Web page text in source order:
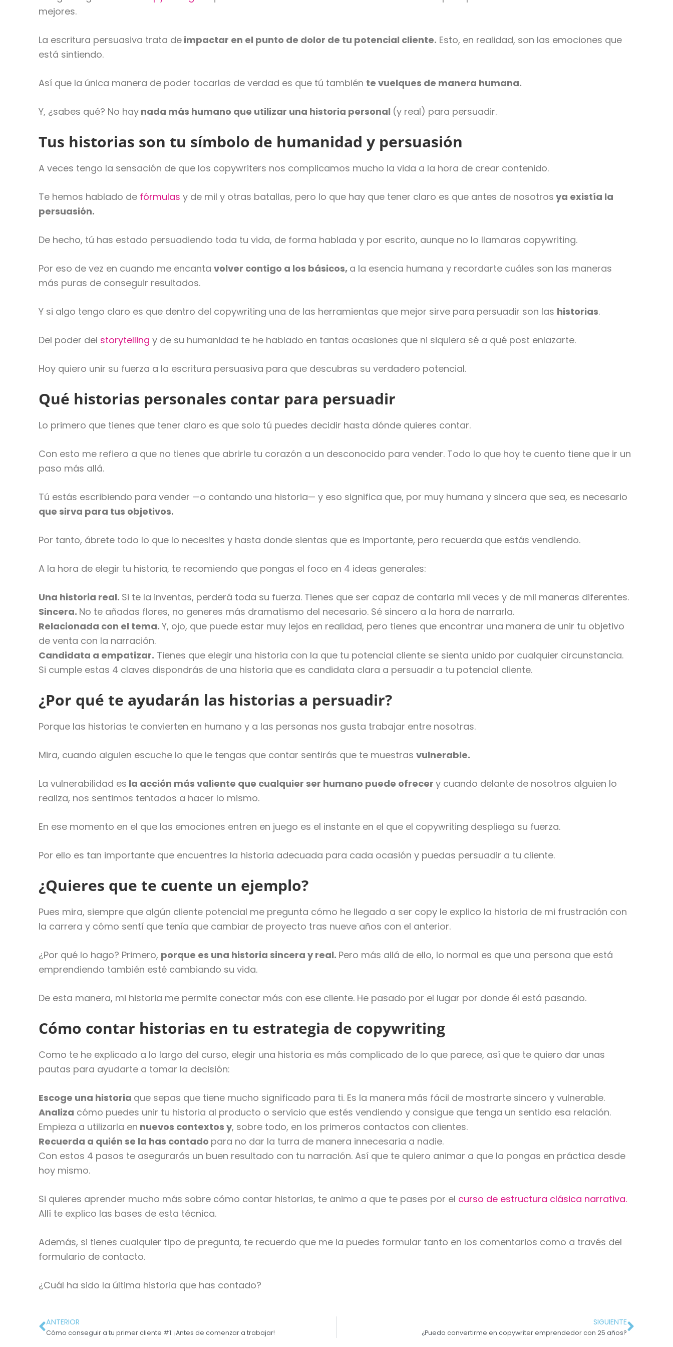
mejores.
La escritura persuasiva trata de impactar en el punto de dolor de tu potencial cliente. Esto, en realidad, son las emociones que
está sintiendo.
Así que la única manera de poder tocarlas de verdad es que tú también te vuelques de manera humana.
Y, ¿sabes qué? No hay nada más humano que utilizar una historia personal (y real) para persuadir.
Tus historias son tu símbolo de humanidad y persuasión
A veces tengo la sensación de que los copywriters nos complicamos mucho la vida a la hora de crear contenido.
Te hemos hablado de fórmulas y de mil y otras batallas, pero lo que hay que tener claro es que antes de nosotros ya existía la
persuasión.
De hecho, tú has estado persuadiendo toda tu vida, de forma hablada y por escrito, aunque no lo llamaras copywriting.
Por eso de vez en cuando me encantavolver contigo a los básicos, a la esencia humana y recordarte cuáles son las maneras
más puras de conseguir resultados.
Y si algo tengo claro es que dentro del copywriting una de las herramientas que mejor sirve para persuadir son las historias.
Del poder del storytelling y de su humanidad te he hablado en tantas ocasiones que ni siquiera sé a qué post enlazarte.
Hoy quiero unir su fuerza a la escritura persuasiva para que descubras su verdadero potencial.
Qué historias personales contar para persuadir
Lo primero que tienes que tener claro es que solo tú puedes decidir hasta dónde quieres contar.
Con esto me refiero a que no tienes que abrirle tu corazón a un desconocido para vender. Todo lo que hoy te cuento tiene que ir un
paso más allá.
Tú estás escribiendo para vender —o contando una historia— y eso significa que, por muy humana y sincera que sea, es necesario
que sirva para tus objetivos.
Por tanto, ábrete todo lo que lo necesites y hasta donde sientas que es importante, pero recuerda que estás vendiendo.
A la hora de elegir tu historia, te recomiendo que pongas el foco en 4 ideas generales:
Una historia real. Si te la inventas, perderá toda su fuerza. Tienes que ser capaz de contarla mil veces y de mil maneras diferentes.
Sincera. No te añadas flores, no generes más dramatismo del necesario. Sé sincero a la hora de narrarla.
Relacionada con el tema.Y, ojo, que puede estar muy lejos en realidad, pero tienes que encontrar una manera de unir tu objetivo
de venta con la narración.
Candidata a empatizar. Tienes que elegir una historia con la que tu potencial cliente se sienta unido por cualquier circunstancia.
Si cumple estas 4 claves dispondrás de una historia que es candidata clara a persuadir a tu potencial cliente.
¿Por qué te ayudarán las historias a persuadir?
Porque las historias te convierten en humano y a las personas nos gusta trabajar entre nosotras.
Mira, cuando alguien escuche lo que le tengas que contar sentirás que te muestrasvulnerable.
La vulnerabilidad es la acción más valiente que cualquier ser humano puede ofrecery cuando delante de nosotros alguien lo
realiza, nos sentimos tentados a hacer lo mismo.
En ese momento en el que las emociones entren en juego es el instante en el que el copywriting despliega su fuerza.
Por ello es tan importante que encuentres la historia adecuada para cada ocasión y puedas persuadir a tu cliente.
¿Quieres que te cuente un ejemplo?
Pues mira, siempre que algún cliente potencial me pregunta cómo he llegado a ser copy le explico la historia de mi frustración con
la carrera y cómo sentí que tenía que cambiar de proyecto tras nueve años con el anterior.
¿Por qué lo hago? Primero, porque es una historia sincera y real. Pero más allá de ello, lo normal es que una persona que está
emprendiendo también esté cambiando su vida.
De esta manera, mi historia me permite conectar más con ese cliente. He pasado por el lugar por donde él está pasando.
Cómo contar historias en tu estrategia de copywriting
Como te he explicado a lo largo del curso, elegir una historia es más complicado de lo que parece, así que te quiero dar unas
pautas para ayudarte a tomar la decisión:
Escoge una historia que sepas que tiene mucho significado para ti. Es la manera más fácil de mostrarte sincero y vulnerable.
Analiza cómo puedes unir tu historia al producto o servicio que estés vendiendo y consigue que tenga un sentido esa relación.
Empieza a utilizarla en nuevos contextos y, sobre todo, en los primeros contactos con clientes.
Recuerda a quién se la has contado para no dar la turra de manera innecesaria a nadie.
Con estos 4 pasos te asegurarás un buen resultado con tu narración. Así que te quiero animar a que la pongas en práctica desde
hoy mismo.
Si quieres aprender mucho más sobre cómo contar historias, te animo a que te pases por el curso de estructura clásica narrativa.
Allí te explico las bases de esta técnica.
Además, si tienes cualquier tipo de pregunta, te recuerdo que me la puedes formular tanto en los comentarios como a través del
formulario de contacto.
¿Cuál ha sido la última historia que has contado?
ANTERIOR
Cómo conseguir a tu primer cliente #1: ¡Antes de comenzar a trabajar!
SIGUIENTE
¿Puedo convertirme en copywriter emprendedor con 25 años?